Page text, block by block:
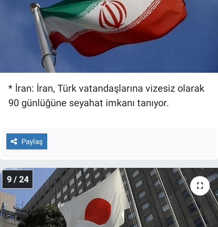
* İran: İran, Türk vatandaşlarına vizesiz olarak
90 günlüğüne seyahat imkanı tanıyor.
Paylaş
9 / 24